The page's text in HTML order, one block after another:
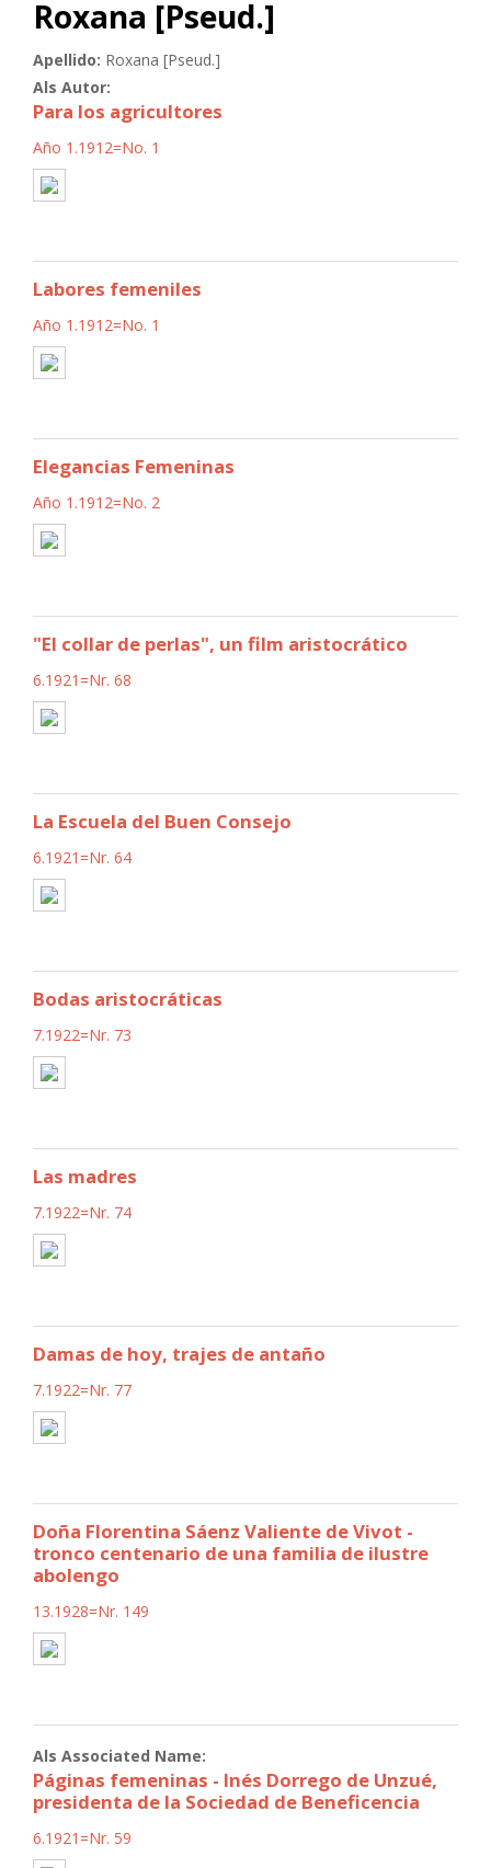
Roxana [Pseud.]
Apellido: Roxana [Pseud.]
Als Autor:
Para los agricultores
Año 1.1912=No. 1
Labores femeniles
Año 1.1912=No. 1
Elegancias Femeninas
Año 1.1912=No. 2
"El collar de perlas", un film aristocrático
6.1921=Nr. 68
La Escuela del Buen Consejo
6.1921=Nr. 64
Bodas aristocráticas
7.1922=Nr. 73
Las madres
7.1922=Nr. 74
Damas de hoy, trajes de antaño
7.1922=Nr. 77
Doña Florentina Sáenz Valiente de Vivot -
tronco centenario de una familia de ilustre
abolengo
13.1928=Nr. 149
Als Associated Name:
Páginas femeninas - Inés Dorrego de Unzué,
presidenta de la Sociedad de Beneficencia
6.1921=Nr. 59